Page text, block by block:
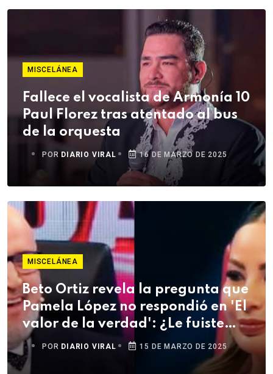
MISCELÁNEA
Fallece el vocalista de Armonía 10
Paul Florez tras atentado al bus
de la orquesta
POR DIARIO VIRAL 16 DE MARZO DE 2025
MISCELÁNEA
Beto Ortiz revela la pregunta que
Pamela López no respondió en 'El
valor de la verdad': ¿Le fuiste
infiel a Christian Cueva?
POR DIARIO VIRAL 15 DE MARZO DE 2025